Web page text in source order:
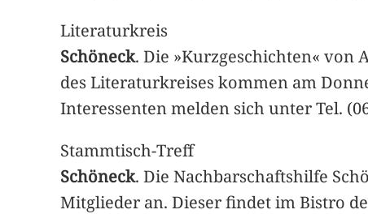
Literaturkreis
Schöneck. Die »Kurzgeschichten« von
des Literaturkreises kommen am
Interessenten melden sich unter Tel.
Stammtisch-Treff
Schöneck. Die Nachbarschaftshilfe
Mitglieder an. Dieser findet im Bistro